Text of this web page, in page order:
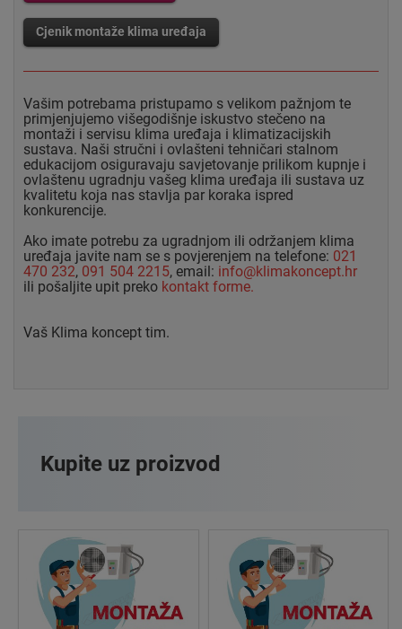
Cjenik montaže klima uređaja
Vašim potrebama pristupamo s velikom pažnjom te
primjenjujemo višegodišnje iskustvo stečeno na
montaži i servisu klima uređaja i klimatizacijskih
sustava. Naši stručni i ovlašteni tehničari stalnom
edukacijom osiguravaju savjetovanje prilikom kupnje i
ovlaštenu ugradnju vašeg klima uređaja ili sustava uz
kvalitetu koja nas stavlja par koraka ispred
konkurencije.
Ako imate potrebu za ugradnjom ili održanjem klima
uređaja javite nam se s povjerenjem na telefone: 021
470 232, 091 504 2215, email: info@klimakoncept.hr
ili pošaljite upit preko kontakt forme.
Vaš Klima koncept tim.
Kupite uz proizvod